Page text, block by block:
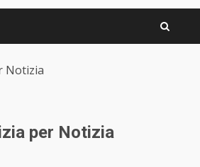
Notizia
per Notizia